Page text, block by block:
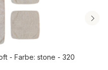
- Farbe: stone - 320